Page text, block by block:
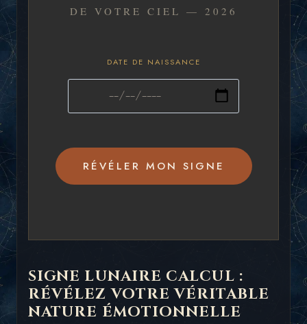
DE VOTRE CIEL — 2026
DATE DE NAISSANCE
RÉVÉLER MON SIGNE
SIGNE LUNAIRE CALCUL :
RÉVÉLEZ VOTRE VÉRITABLE
NATURE ÉMOTIONNELLE